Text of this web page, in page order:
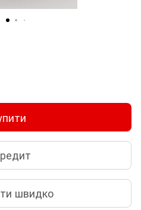
швидко